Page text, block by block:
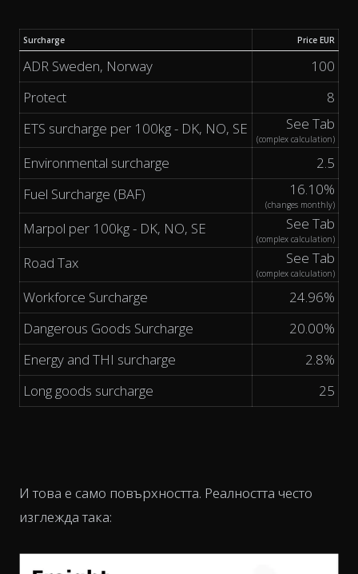
Surcharge Price EUR
ADR Sweden, Norway
100
Protect
8
ETS surcharge per 100kg - DK, NO, SE
See Tab
(complex calculation)
Environmental surcharge
2.5
Fuel Surcharge (BAF)
16.10%
(changes monthly)
Marpol per 100kg - DK, NO, SE See Tab
(complex calculation)
Road Tax See Tab
(complex calculation)
Workforce Surcharge
24.96%
Dangerous Goods Surcharge
20.00%
Energy and THI surcharge
2.8%
Long goods surcharge
25
И това е само повърхността. Реалността често
изглежда така: